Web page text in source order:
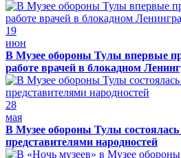
19
июн
В Музее обороны Тулы впервые
работе врачей в блокадном
28
мая
В Музее обороны Тулы состоялась
представителями народностей